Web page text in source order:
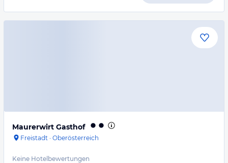
Maurerwirt Gasthof
Freistadt · Oberösterreich
Keine Hotelbewertungen